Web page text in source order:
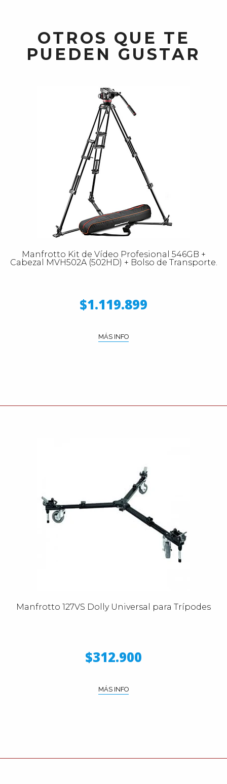
OTROS QUE TE
PUEDEN GUSTAR
Manfrotto Kit de Vídeo Profesional 546GB +
Cabezal MVH502A (502HD) + Bolso de Transporte.
$1.119.899
MÁS INFO
Manfrotto 127VS Dolly Universal para Trípodes
$312.900
MÁS INFO